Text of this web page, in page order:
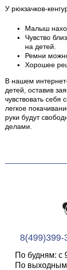
У рюкзачков-
Малыш
Чувство
на детей.
Ремни
Хорошее
В нашем
детей, оставив
чувствовать себя
легкое
руки будут
делами.
8(499)399-
По будням: с
По